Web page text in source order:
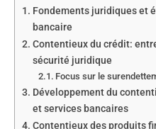
Fondements juridiques et
bancaire
Contentieux du crédit:
sécurité juridique
Focus sur le
Développement du
et services bancaires
Contentieux des produits